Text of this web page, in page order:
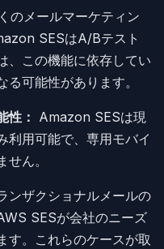
のメールマーケティン
SESはA/Bテスト
、この機能に依存してい
可能性があります。
性： Amazon SESは現
利用可能で、専用モバイ
ん。
ンザクショナルメールの
SESが会社のニーズ
す。これらのケースが取